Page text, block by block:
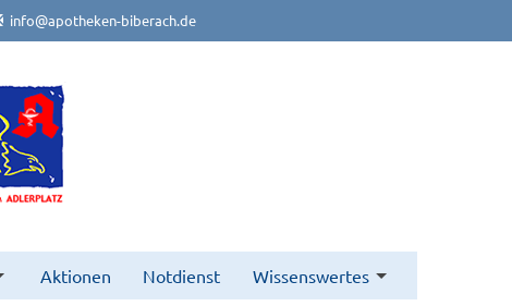
info@apotheken-biberach.de
Aktionen Notdienst Wissenswertes